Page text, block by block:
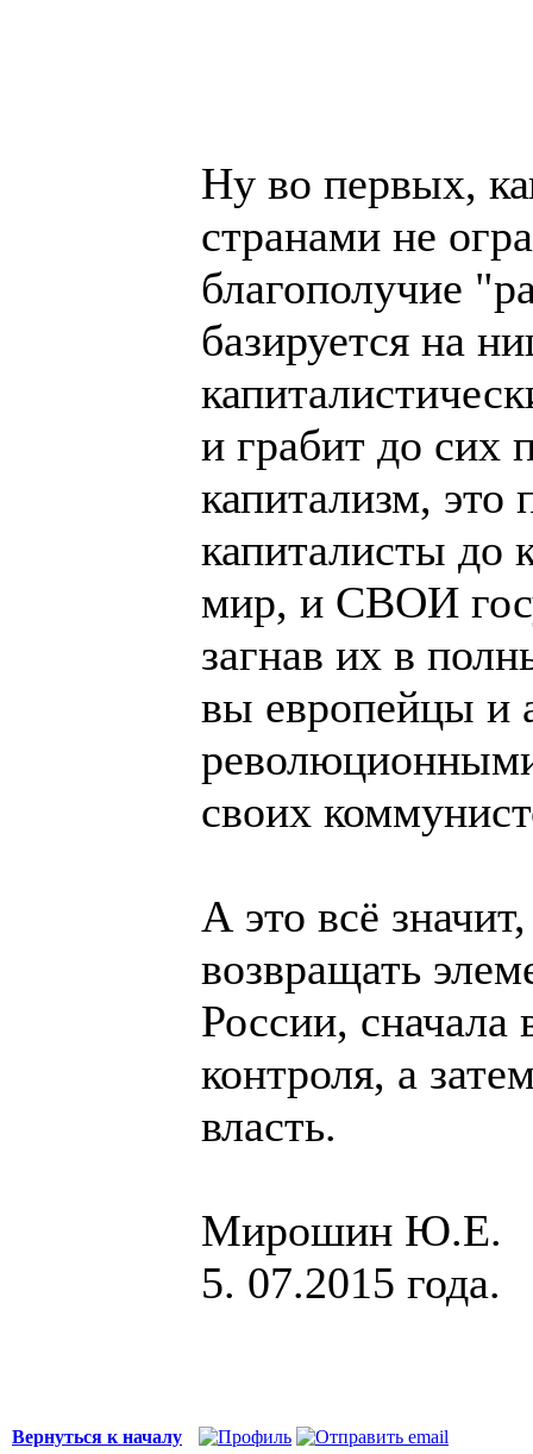
Ну во первых,
странами не
благополучие
базируется на
и грабит до сих
капитализм, это
капиталисты до
мир, и СВОИ
загнав их в
вы европейцы и
своих
А это всё
возвращать
России, сначала
контроля, а
власть.
Мирошин Ю.Е.
5. 07.2015 года.
Вернуться к началу